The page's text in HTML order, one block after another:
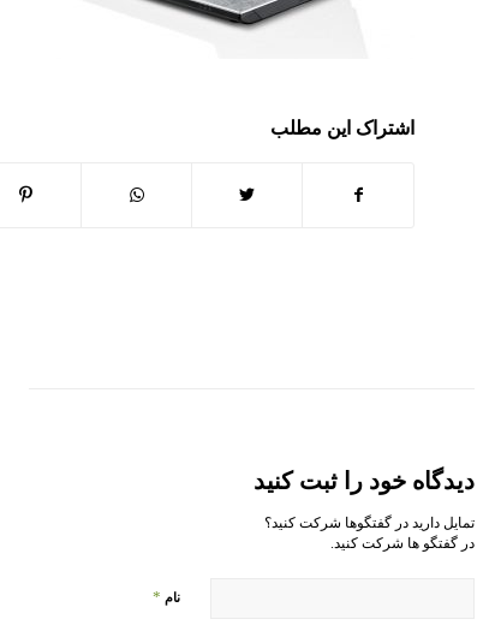
اشتراک این مطلب
دیدگاه خود را ثبت کنید
تمایل دارید در گفتگوها شرکت کنید؟
در گفتگو ها شرکت کنید.
نام *